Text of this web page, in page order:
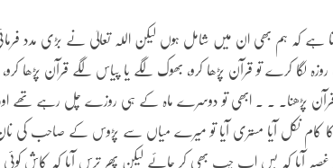
ہے کہ ہم بھی ان میں شامل ہوں لیکن اللہ تعالیٰ نے بڑی مدد
لگا کرے تو قرآن پڑھا کرو، بھوک لگے یا پیاس لگے قرآن پڑھا کرو،
قرآن پڑھنا۔ ۔ ۔ ابھی تو دوسرے ماہ کے ہی روزے چل رہے تھے اور
کام نکل آیا مستری آیا تو میرے میاں سے پڑوس کے صاحب کی
غصہ آیا کہ بس اب چپ بھی کر جائے لیکن پھر ترس آیا کہ کاش کوئی